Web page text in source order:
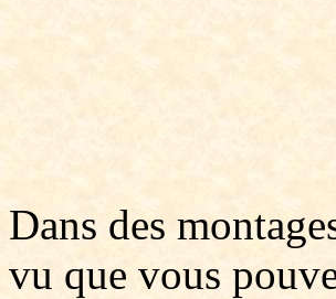
Dans des
vu que vous